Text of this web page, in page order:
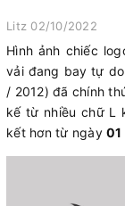
Litz 02/10/2022
Hình ảnh chiếc
vải đang bay tự
/ 2012) đã chính
kế từ nhiều chữ L
kết hơn từ ngày 01